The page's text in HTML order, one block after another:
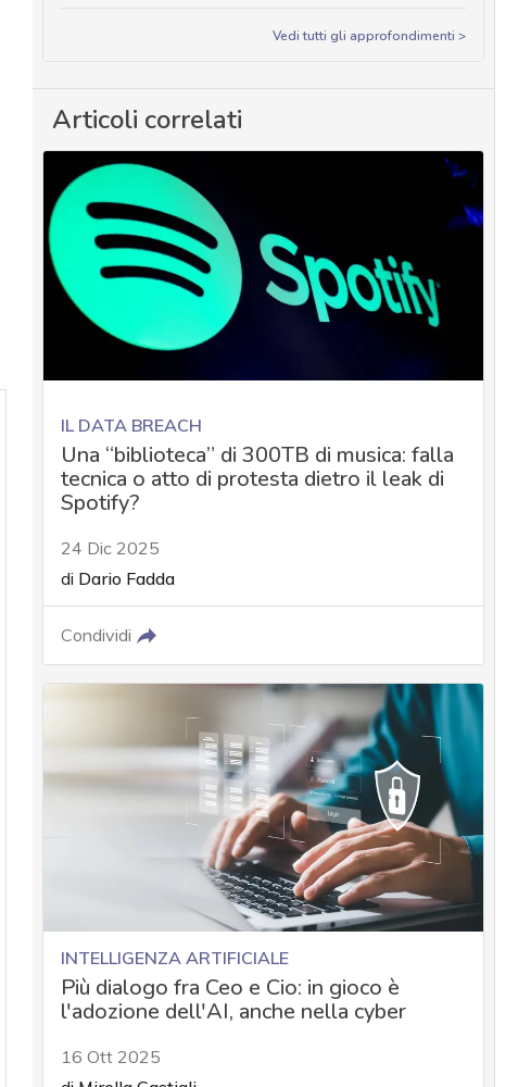
Vedi tutti gli approfondimenti >
Articoli correlati
IL DATA BREACH
Una “biblioteca” di 300TB di musica: falla
tecnica o atto di protesta dietro il leak di
Spotify?
24 Dic 2025
di Dario Fadda
Condividi
INTELLIGENZA ARTIFICIALE
Più dialogo fra Ceo e Cio: in gioco è
l'adozione dell'AI, anche nella cyber
16 Ott 2025